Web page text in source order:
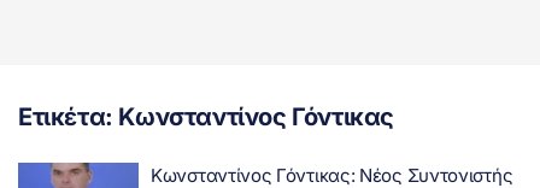
Ετικέτα: Κωνσταντίνος Γόντικας
Κωνσταντίνος Γόντικας: Νέος Συντονιστής